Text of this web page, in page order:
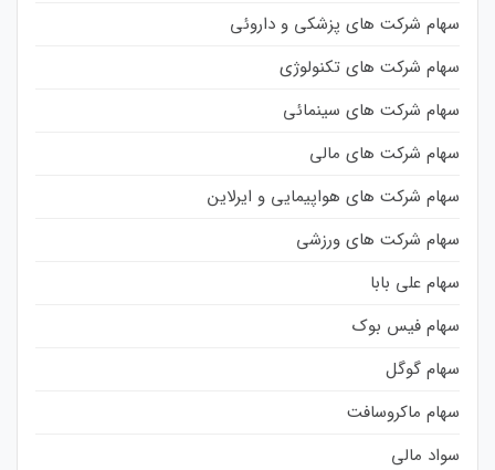
سهام شرکت های پزشکی و داروئی
سهام شرکت های تکنولوژی
سهام شرکت های سینمائی
سهام شرکت های مالی
سهام شرکت های هواپیمایی و ایرلاین
سهام شرکت های ورزشی
سهام علی بابا
سهام فیس بوک
سهام گوگل
سهام ماکروسافت
سواد مالی